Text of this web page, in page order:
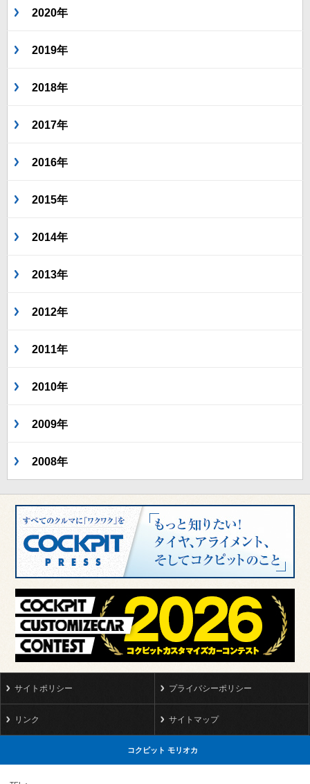
2020年
2019年
2018年
2017年
2016年
2015年
2014年
2013年
2012年
2011年
2010年
2009年
2008年
サイトポリシー プライバシーポリシー
リンク サイトマップ
コクピット モリオカ